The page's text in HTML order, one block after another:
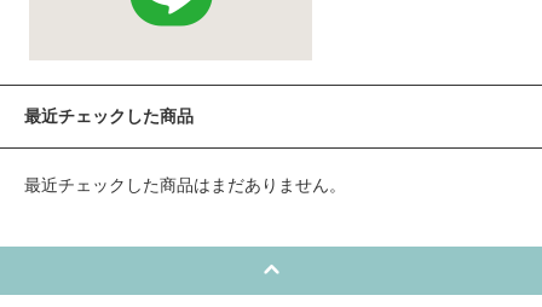
最近チェックした商品
最近チェックした商品はまだありません。